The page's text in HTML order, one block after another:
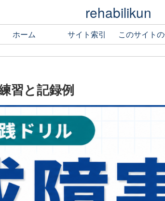
rehabilikun
ホーム サイト索引
習と記録例